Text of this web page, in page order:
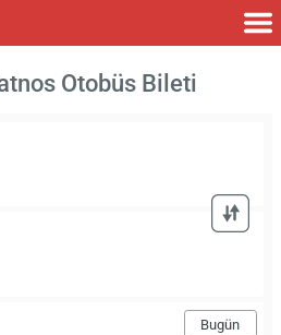
Otobüs Bileti
Bugün